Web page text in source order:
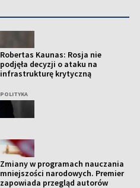
Robertas Kaunas: Rosja nie
podjęła decyzji o ataku na
infrastrukturę krytyczną
POLITYKA
Zmiany w programach nauczania
mniejszości narodowych. Premier
zapowiada przegląd autorów